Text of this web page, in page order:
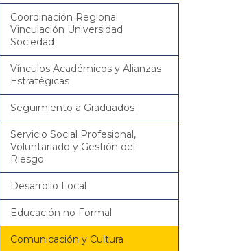
Coordinación Regional
Vinculación Universidad
Sociedad
Vínculos Académicos y Alianzas
Estratégicas
Seguimiento a Graduados
Servicio Social Profesional,
Voluntariado y Gestión del
Riesgo
Desarrollo Local
Educación no Formal
Comunicación y Cultura